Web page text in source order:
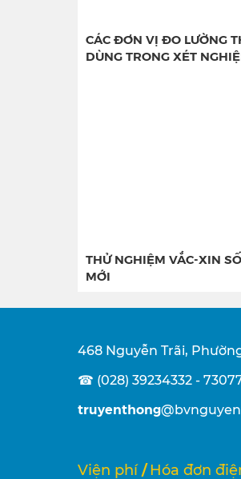
CÁC ĐƠN VỊ ĐO LƯỜNG
DÙNG TRONG XÉT
THỬ NGHIỆM VẮC-XIN
MỚI
468 Nguyễn Trãi,
☎ (028) 39234332 -
truyenthong
Viện phí / Hóa đơn